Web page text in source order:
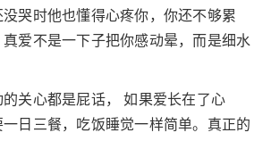
哭时他也懂得心疼你，你还不够累
爱不是一下子把你感动晕，而是细水
关心都是屁话， 如果爱长在了心
日三餐，吃饭睡觉一样简单。真正的